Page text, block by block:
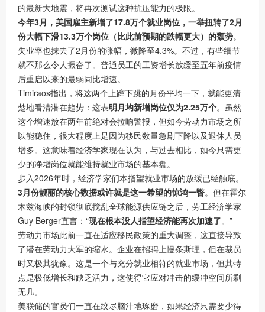
的最新大地震，将再次测试这种抗压能力的极限。
今年3月，美国雇主新增了17.8万个就业岗位，一举扭转了2月
份大幅下滑13.3万个岗位（比此前预期的跌幅更大）的颓势。
失业率也抹去了2月份的涨幅，微降至4.3%。不过，有些细节
就不那么令人振奋了。普通员工的工资增长放缓至五年前疫情
后重启以来的最弱同比增速。
Timiraos指出，将这两个上蹿下跳的月份平均一下，就能更清
楚地看清潜在趋势：这表明月均新增岗位仅为2.25万个。虽然
这个增速放在两年前绝对会拉响警报，但如今劳动力市场之所
以能稳住，很大程度上是因为移民数量急剧下降以及退休人员
增多。这意味着经济学家现在认为，与过去相比，如今只需更
少的净增岗位就能维持就业市场的基本盘。
步入2026年时，经济学家们本指望就业市场的放缓已经触底。
3月份靓丽的核心数据或许就是这一希望的惊鸿一瞥。但在霍尔
木兹海峡的封锁彻底搅乱全球能源供应链之后，劳工经济学家
Guy Berger直言：“现在根本没人指望经济能再次加速了。”
劳动力市场此前一直在适应移民政策的重大调整，这直接导致
了潜在劳动力大军的缩水。企业在招聘上慢条斯理，但在裁员
时又极其犹豫。这是一个与充分就业相符的就业市场，但其特
点是极低增长和缺乏活力，这使得它应对冲击的缓冲空间所剩
无几。
美联储的官员们一直在绞尽脑汁地琢磨，如果经济只需要少得